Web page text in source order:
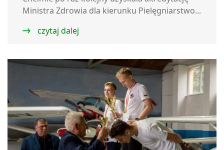
Ministra Zdrowia dla kierunku Pielęgniarstwo...
czytaj dalej